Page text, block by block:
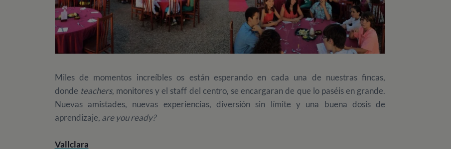
Miles de momentos increíbles os están esperando en cada una de nuestras fincas,
donde teachers, monitores y el staff del centro, se encargaran de que lo paséis en grande.
Nuevas amistades, nuevas experiencias, diversión sin límite y una buena dosis de
aprendizaje, are you ready?
Vallclara